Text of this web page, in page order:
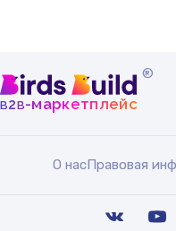
®
b2b-маркетплейс
О насПравовая